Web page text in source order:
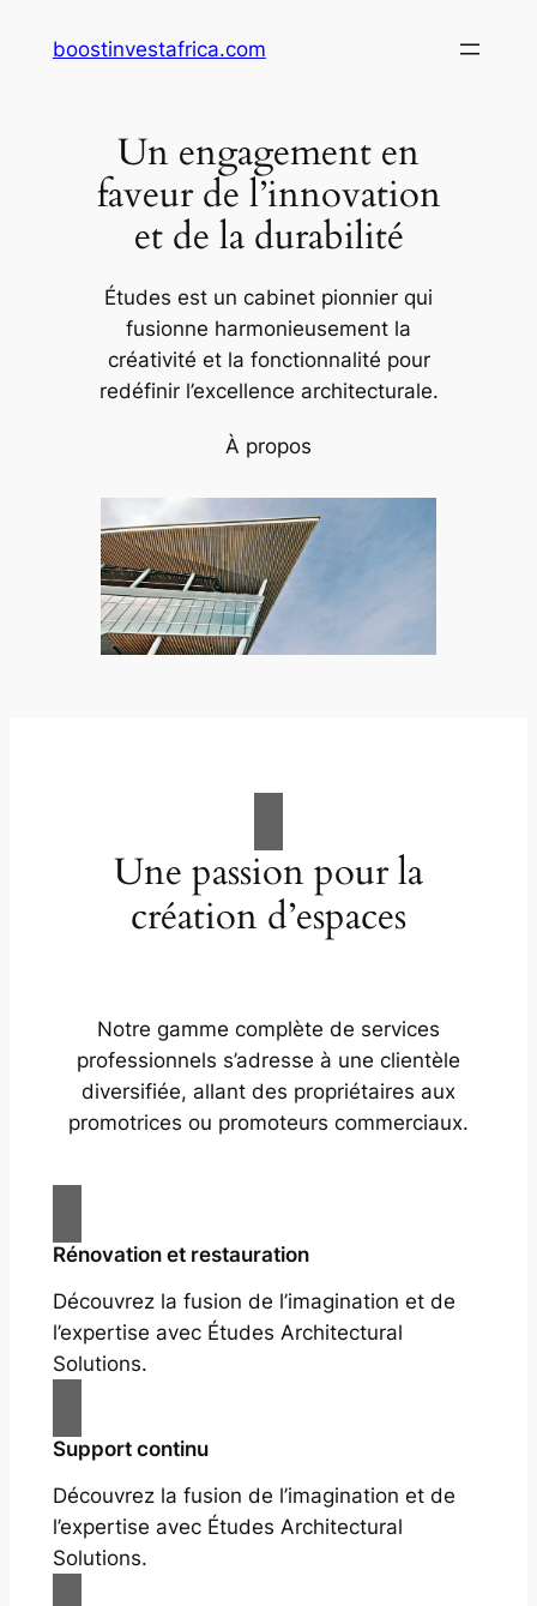
boostinvestafrica.com
Un engagement en
faveur de l’innovation
et de la durabilité
Études est un cabinet pionnier qui
fusionne harmonieusement la
créativité et la fonctionnalité pour
redéfinir l’excellence architecturale.
À propos
Une passion pour la
création d’espaces
Notre gamme complète de services
professionnels s’adresse à une clientèle
diversifiée, allant des propriétaires aux
promotrices ou promoteurs commerciaux.
Rénovation et restauration
Découvrez la fusion de l’imagination et de
l’expertise avec Études Architectural
Solutions.
Support continu
Découvrez la fusion de l’imagination et de
l’expertise avec Études Architectural
Solutions.